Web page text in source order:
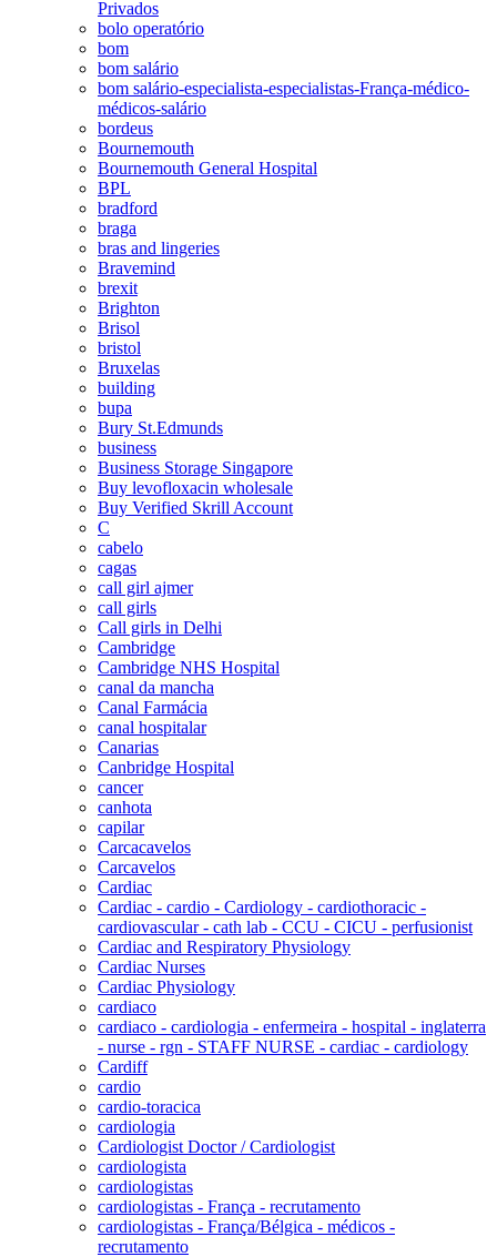
Privados
bolo operatório
bom
bom salário
bom salário-especialista-especialistas-França-médico-
médicos-salário
bordeus
Bournemouth
Bournemouth General Hospital
BPL
bradford
braga
bras and lingeries
Bravemind
brexit
Brighton
Brisol
bristol
Bruxelas
building
bupa
Bury St.Edmunds
business
Business Storage Singapore
Buy levofloxacin wholesale
Buy Verified Skrill Account
C
cabelo
cagas
call girl ajmer
call girls
Call girls in Delhi
Cambridge
Cambridge NHS Hospital
canal da mancha
Canal Farmácia
canal hospitalar
Canarias
Canbridge Hospital
cancer
canhota
capilar
Carcacavelos
Carcavelos
Cardiac
Cardiac - cardio - Cardiology - cardiothoracic -
cardiovascular - cath lab - CCU - CICU - perfusionist
Cardiac and Respiratory Physiology
Cardiac Nurses
Cardiac Physiology
cardiaco
cardiaco - cardiologia - enfermeira - hospital - inglaterra
- nurse - rgn - STAFF NURSE - cardiac - cardiology
Cardiff
cardio
cardio-toracica
cardiologia
Cardiologist Doctor / Cardiologist
cardiologista
cardiologistas
cardiologistas - França - recrutamento
cardiologistas - França/Bélgica - médicos -
recrutamento